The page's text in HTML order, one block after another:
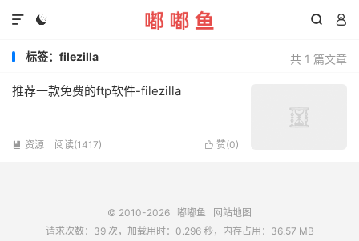
  

共 1 篇文章
标签：filezilla
推荐一款免费的ftp软件-filezilla
 赞(0)
 资源 阅读(1417)
© 2010-2026 嘟嘟鱼
网站地图
请求次数：39 次，加载用时：0.296 秒，内存占用：36.57 MB